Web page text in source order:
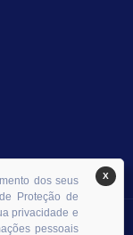
X
dos seus
Proteção de
privacidade e
pessoais